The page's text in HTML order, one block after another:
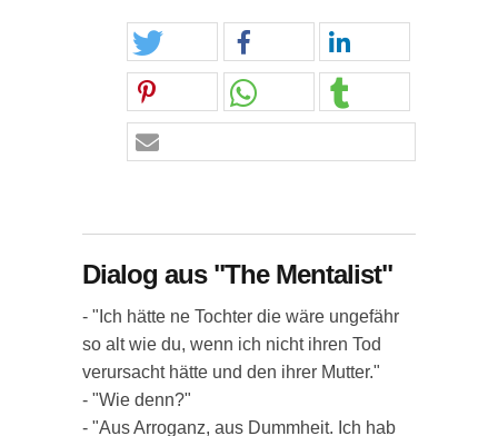
Dialog aus "The Mentalist"
- "Ich hätte ne Tochter die wäre ungefähr
so alt wie du, wenn ich nicht ihren Tod
verursacht hätte und den ihrer Mutter."
- "Wie denn?"
- "Aus Arroganz, aus Dummheit. Ich hab